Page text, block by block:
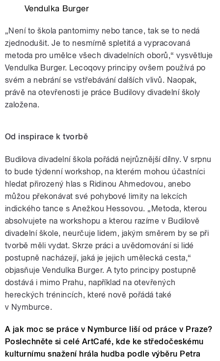
Vendulka Burger
„Není to škola pantomimy nebo tance, tak se to nedá
zjednodušit. Je to nesmírně spletitá a vypracovaná
metoda pro umělce všech divadelních oborů,“ vysvětluje
Vendulka Burger. Lecoqovy principy ovšem používá po
svém a nebrání se vstřebávání dalších vlivů. Naopak,
právě na otevřenosti je práce Budilovy divadelní školy
založena.
Od inspirace k tvorbě
Budilova divadelní škola pořádá nejrůznější dílny. V srpnu
to bude týdenní workshop, na kterém mohou účastníci
hledat přirozený hlas s Ridinou Ahmedovou, anebo
můžou překonávat své pohybové limity na lekcích
indického tance s Anežkou Hessovou. „Metoda, kterou
absolvujete na workshopu a kterou razíme v Budilově
divadelní škole, neurčuje lidem, jakým směrem by se při
tvorbě měli vydat. Skrze práci a uvědomování si lidé
postupně nacházejí, jaká je jejich umělecká cesta,“
objasňuje Vendulka Burger. A tyto principy postupně
dostává i mimo Prahu, například na otevřených
hereckých trénincích, které nově pořádá také
v Nymburce.
A jak moc se práce v Nymburce liší od práce v Praze?
Poslechněte si celé ArtCafé, kde ke středočeskému
kulturnímu snažení hrála hudba podle výběru Petra